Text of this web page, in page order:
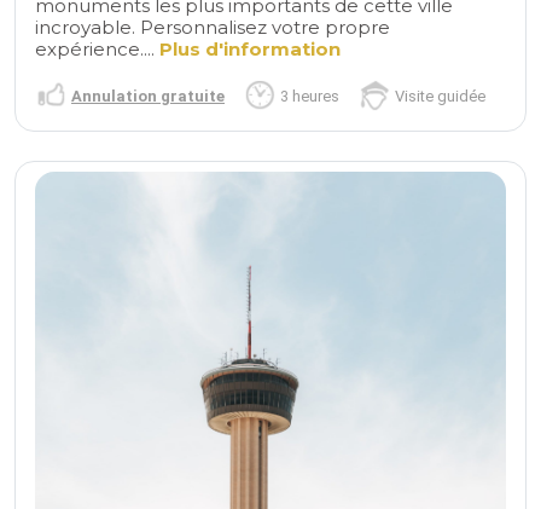
monuments les plus importants de cette ville
incroyable. Personnalisez votre propre
expérience.... Plus d'information
Annulation gratuite 3 heures Visite guidée